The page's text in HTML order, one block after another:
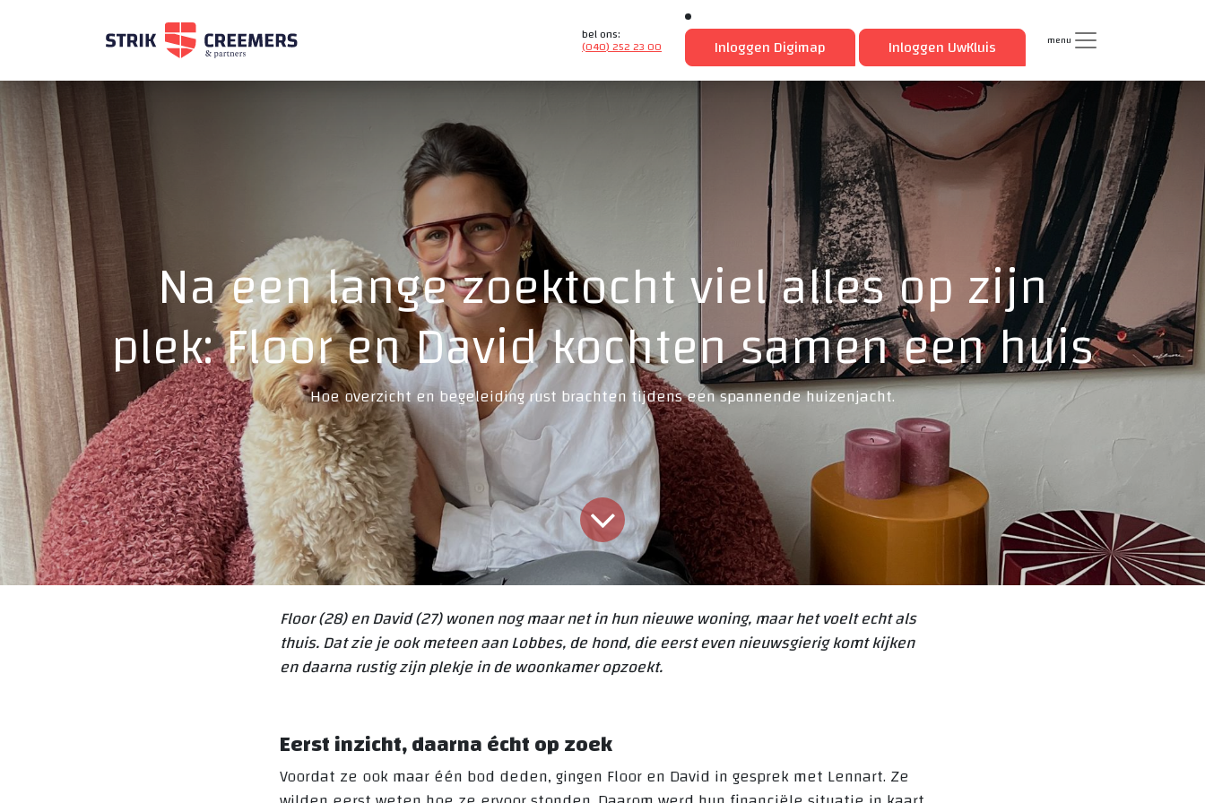
bel ons:
(040) 252 23 00 Inloggen Digimap Inloggen UwKluis menu
Na een lange zoektocht viel alles op zijn
plek: Floor en David kochten samen een huis
Hoe overzicht en begeleiding rust brachten tijdens een spannende huizenjacht.
Floor (28) en David (27) wonen nog maar net in hun nieuwe woning, maar het voelt echt als
thuis. Dat zie je ook meteen aan Lobbes, de hond, die eerst even nieuwsgierig komt kijken
en daarna rustig zijn plekje in de woonkamer opzoekt.
Eerst inzicht, daarna écht op zoek
Voordat ze ook maar één bod deden, gingen Floor en David in gesprek met Lennart. Ze